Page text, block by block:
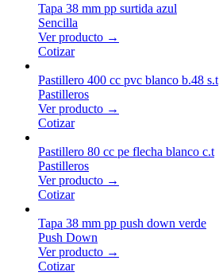
Tapa 38 mm pp surtida azul
Sencilla
Ver producto →
Cotizar
Pastillero 400 cc pvc blanco b.48 s.t
Pastilleros
Ver producto →
Cotizar
Pastillero 80 cc pe flecha blanco c.t
Pastilleros
Ver producto →
Cotizar
Tapa 38 mm pp push down verde
Push Down
Ver producto →
Cotizar